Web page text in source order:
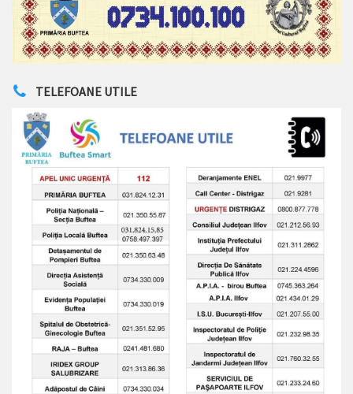
TELEFOANE UTILE